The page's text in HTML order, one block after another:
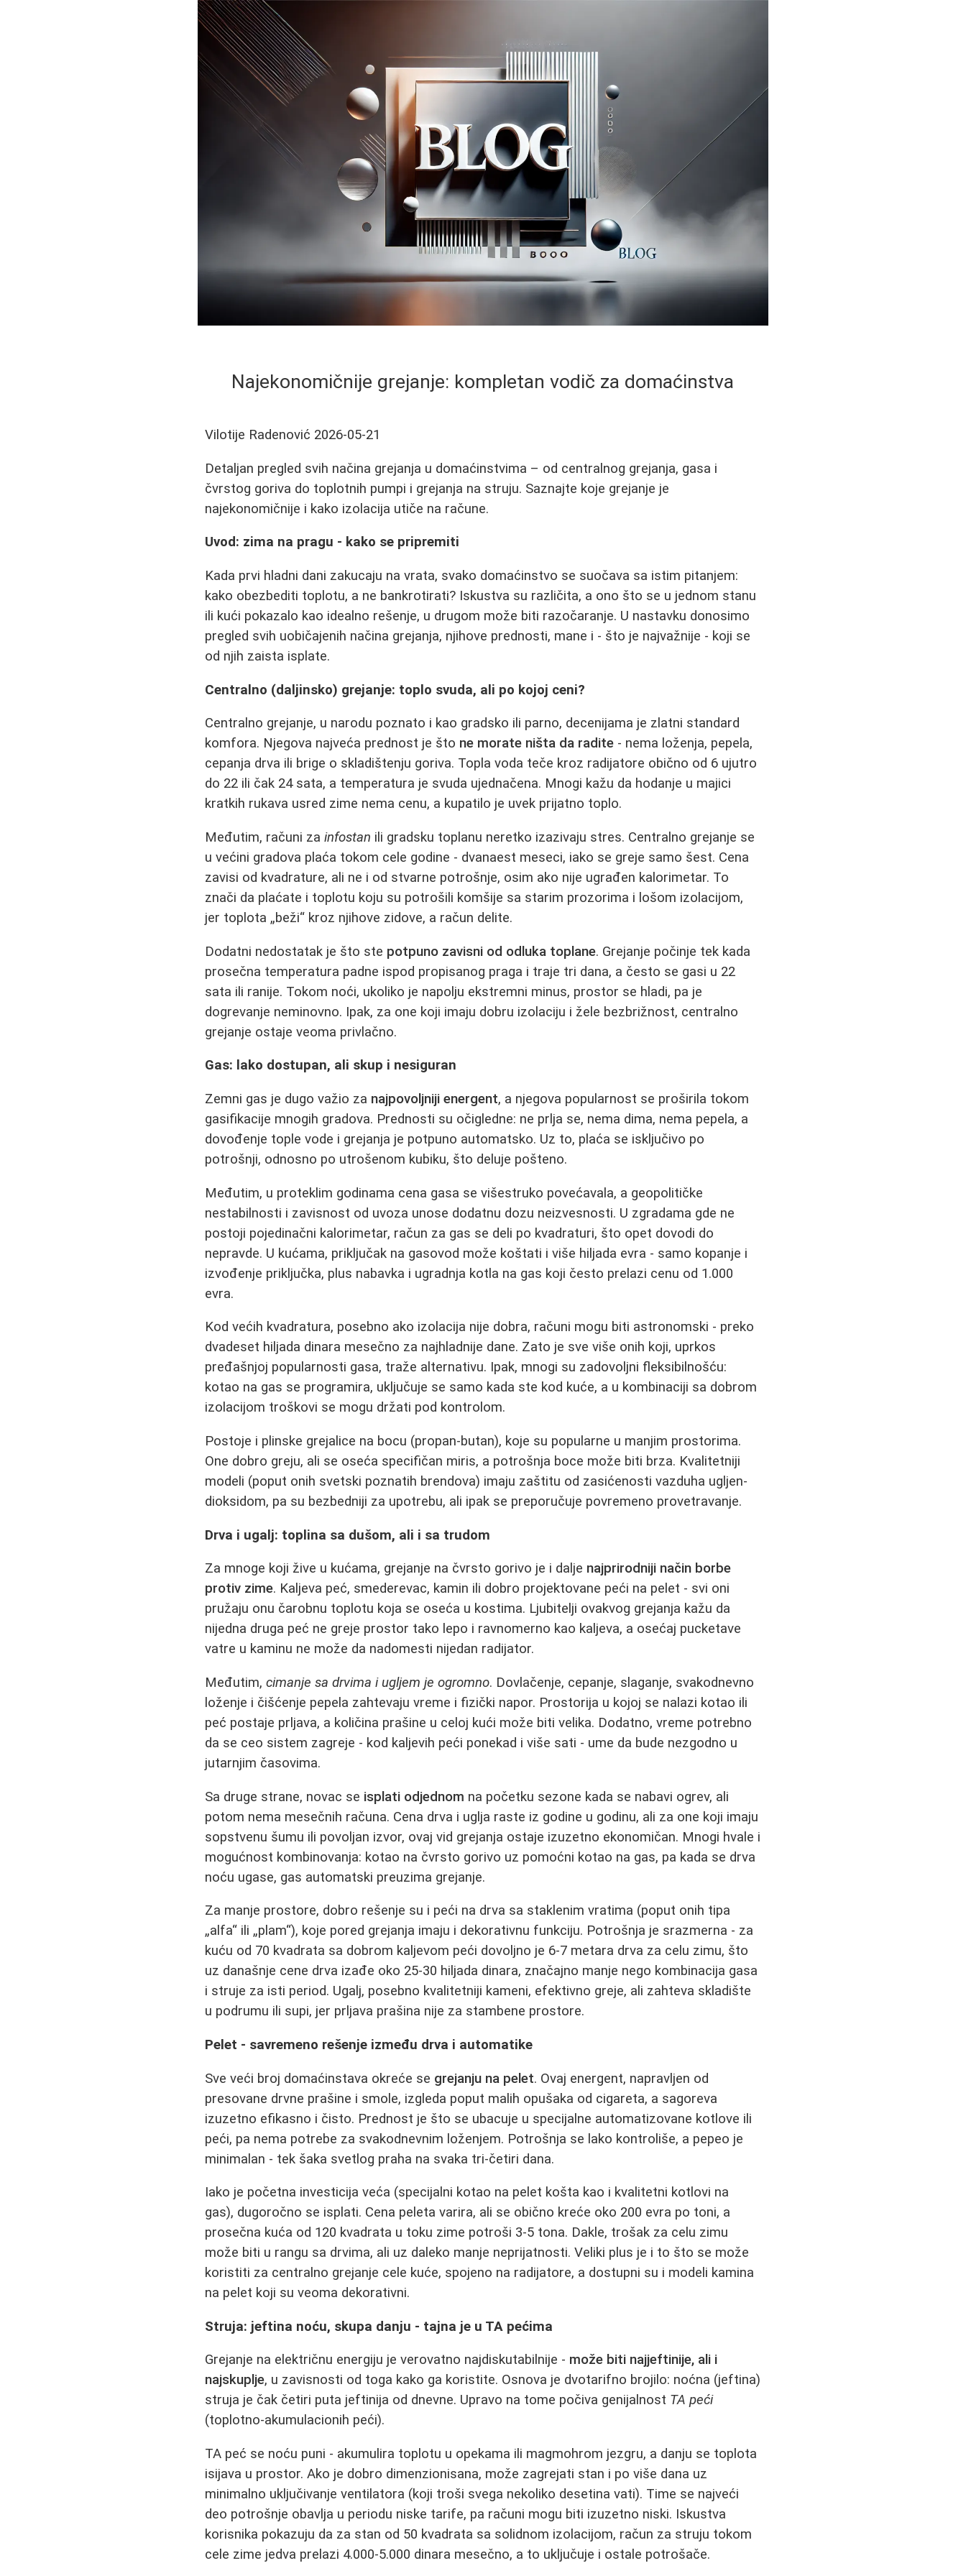
Najekonomičnije grejanje: kompletan vodič za domaćinstva
Vilotije Radenović 2026-05-21
Detaljan pregled svih načina grejanja u domaćinstvima – od centralnog grejanja, gasa i
čvrstog goriva do toplotnih pumpi i grejanja na struju. Saznajte koje grejanje je
najekonomičnije i kako izolacija utiče na račune.
Uvod: zima na pragu - kako se pripremiti
Kada prvi hladni dani zakucaju na vrata, svako domaćinstvo se suočava sa istim pitanjem:
kako obezbediti toplotu, a ne bankrotirati? Iskustva su različita, a ono što se u jednom stanu
ili kući pokazalo kao idealno rešenje, u drugom može biti razočaranje. U nastavku donosimo
pregled svih uobičajenih načina grejanja, njihove prednosti, mane i - što je najvažnije - koji se
od njih zaista isplate.
Centralno (daljinsko) grejanje: toplo svuda, ali po kojoj ceni?
Centralno grejanje, u narodu poznato i kao gradsko ili parno, decenijama je zlatni standard
komfora. Njegova najveća prednost je što ne morate ništa da radite - nema loženja, pepela,
cepanja drva ili brige o skladištenju goriva. Topla voda teče kroz radijatore obično od 6 ujutro
do 22 ili čak 24 sata, a temperatura je svuda ujednačena. Mnogi kažu da hodanje u majici
kratkih rukava usred zime nema cenu, a kupatilo je uvek prijatno toplo.
Međutim, računi zainfostan ili gradsku toplanu neretko izazivaju stres. Centralno grejanje se
u većini gradova plaća tokom cele godine - dvanaest meseci, iako se greje samo šest. Cena
zavisi od kvadrature, ali ne i od stvarne potrošnje, osim ako nije ugrađen kalorimetar. To
znači da plaćate i toplotu koju su potrošili komšije sa starim prozorima i lošom izolacijom,
jer toplota „beži“ kroz njihove zidove, a račun delite.
Dodatni nedostatak je što ste potpuno zavisni od odluka toplane. Grejanje počinje tek kada
prosečna temperatura padne ispod propisanog praga i traje tri dana, a često se gasi u 22
sata ili ranije. Tokom noći, ukoliko je napolju ekstremni minus, prostor se hladi, pa je
dogrevanje neminovno. Ipak, za one koji imaju dobru izolaciju i žele bezbrižnost, centralno
grejanje ostaje veoma privlačno.
Gas: lako dostupan, ali skup i nesiguran
Zemni gas je dugo važio za najpovoljniji energent, a njegova popularnost se proširila tokom
gasifikacije mnogih gradova. Prednosti su očigledne: ne prlja se, nema dima, nema pepela, a
dovođenje tople vode i grejanja je potpuno automatsko. Uz to, plaća se isključivo po
potrošnji, odnosno po utrošenom kubiku, što deluje pošteno.
Međutim, u proteklim godinama cena gasa se višestruko povećavala, a geopolitičke
nestabilnosti i zavisnost od uvoza unose dodatnu dozu neizvesnosti. U zgradama gde ne
postoji pojedinačni kalorimetar, račun za gas se deli po kvadraturi, što opet dovodi do
nepravde. U kućama, priključak na gasovod može koštati i više hiljada evra - samo kopanje i
izvođenje priključka, plus nabavka i ugradnja kotla na gas koji često prelazi cenu od 1.000
evra.
Kod većih kvadratura, posebno ako izolacija nije dobra, računi mogu biti astronomski - preko
dvadeset hiljada dinara mesečno za najhladnije dane. Zato je sve više onih koji, uprkos
pređašnjoj popularnosti gasa, traže alternativu. Ipak, mnogi su zadovoljni fleksibilnošću:
kotao na gas se programira, uključuje se samo kada ste kod kuće, a u kombinaciji sa dobrom
izolacijom troškovi se mogu držati pod kontrolom.
Postoje i plinske grejalice na bocu (propan-butan), koje su popularne u manjim prostorima.
One dobro greju, ali se oseća specifičan miris, a potrošnja boce može biti brza. Kvalitetniji
modeli (poput onih svetski poznatih brendova) imaju zaštitu od zasićenosti vazduha ugljen-
dioksidom, pa su bezbedniji za upotrebu, ali ipak se preporučuje povremeno provetravanje.
Drva i ugalj: toplina sa dušom, ali i sa trudom
Za mnoge koji žive u kućama, grejanje na čvrsto gorivo je i dalje najprirodniji način borbe
protiv zime. Kaljeva peć, smederevac, kamin ili dobro projektovane peći na pelet - svi oni
pružaju onu čarobnu toplotu koja se oseća u kostima. Ljubitelji ovakvog grejanja kažu da
nijedna druga peć ne greje prostor tako lepo i ravnomerno kao kaljeva, a osećaj pucketave
vatre u kaminu ne može da nadomesti nijedan radijator.
Međutim,cimanje sa drvima i ugljem je ogromno. Dovlačenje, cepanje, slaganje, svakodnevno
loženje i čišćenje pepela zahtevaju vreme i fizički napor. Prostorija u kojoj se nalazi kotao ili
peć postaje prljava, a količina prašine u celoj kući može biti velika. Dodatno, vreme potrebno
da se ceo sistem zagreje - kod kaljevih peći ponekad i više sati - ume da bude nezgodno u
jutarnjim časovima.
Sa druge strane, novac se isplati odjednom na početku sezone kada se nabavi ogrev, ali
potom nema mesečnih računa. Cena drva i uglja raste iz godine u godinu, ali za one koji imaju
sopstvenu šumu ili povoljan izvor, ovaj vid grejanja ostaje izuzetno ekonomičan. Mnogi hvale i
mogućnost kombinovanja: kotao na čvrsto gorivo uz pomoćni kotao na gas, pa kada se drva
noću ugase, gas automatski preuzima grejanje.
Za manje prostore, dobro rešenje su i peći na drva sa staklenim vratima (poput onih tipa
„alfa“ ili „plam“), koje pored grejanja imaju i dekorativnu funkciju. Potrošnja je srazmerna - za
kuću od 70 kvadrata sa dobrom kaljevom peći dovoljno je 6-7 metara drva za celu zimu, što
uz današnje cene drva izađe oko 25-30 hiljada dinara, značajno manje nego kombinacija gasa
i struje za isti period. Ugalj, posebno kvalitetniji kameni, efektivno greje, ali zahteva skladište
u podrumu ili supi, jer prljava prašina nije za stambene prostore.
Pelet - savremeno rešenje između drva i automatike
Sve veći broj domaćinstava okreće se grejanju na pelet. Ovaj energent, napravljen od
presovane drvne prašine i smole, izgleda poput malih opušaka od cigareta, a sagoreva
izuzetno efikasno i čisto. Prednost je što se ubacuje u specijalne automatizovane kotlove ili
peći, pa nema potrebe za svakodnevnim loženjem. Potrošnja se lako kontroliše, a pepeo je
minimalan - tek šaka svetlog praha na svaka tri-četiri dana.
Iako je početna investicija veća (specijalni kotao na pelet košta kao i kvalitetni kotlovi na
gas), dugoročno se isplati. Cena peleta varira, ali se obično kreće oko 200 evra po toni, a
prosečna kuća od 120 kvadrata u toku zime potroši 3-5 tona. Dakle, trošak za celu zimu
može biti u rangu sa drvima, ali uz daleko manje neprijatnosti. Veliki plus je i to što se može
koristiti za centralno grejanje cele kuće, spojeno na radijatore, a dostupni su i modeli kamina
na pelet koji su veoma dekorativni.
Struja: jeftina noću, skupa danju - tajna je u TA pećima
Grejanje na električnu energiju je verovatno najdiskutabilnije - može biti najjeftinije, ali i
najskuplje, u zavisnosti od toga kako ga koristite. Osnova je dvotarifno brojilo: noćna (jeftina)
struja je čak četiri puta jeftinija od dnevne. Upravo na tome počiva genijalnost TA peći
(toplotno-akumulacionih peći).
TA peć se noću puni - akumulira toplotu u opekama ili magmohrom jezgru, a danju se toplota
isijava u prostor. Ako je dobro dimenzionisana, može zagrejati stan i po više dana uz
minimalno uključivanje ventilatora (koji troši svega nekoliko desetina vati). Time se najveći
deo potrošnje obavlja u periodu niske tarife, pa računi mogu biti izuzetno niski. Iskustva
korisnika pokazuju da za stan od 50 kvadrata sa solidnom izolacijom, račun za struju tokom
cele zime jedva prelazi 4.000-5.000 dinara mesečno, a to uključuje i ostale potrošače.